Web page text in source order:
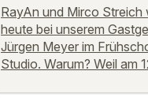
RayAn und Mirco Streich
heute bei unserem
Jürgen Meyer im
Studio. Warum? Weil am